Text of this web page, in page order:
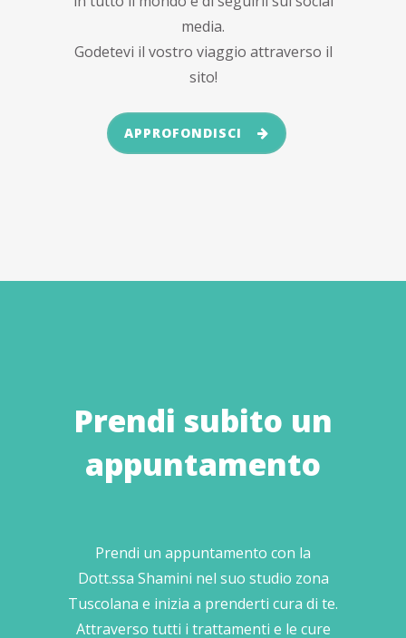
media.
Godetevi il vostro viaggio attraverso il
sito!
APPROFONDISCI
Prendi subito un
appuntamento
Prendi un appuntamento con la
Dott.ssa Shamini nel suo studio zona
Tuscolana e inizia a prenderti cura di te.
Attraverso tutti i trattamenti e le cure